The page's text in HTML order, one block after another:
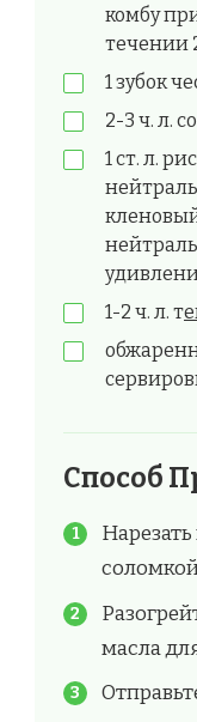
комбу
течении
1 зубок
2-3 ч. л.
1 ст. л.
1-2 ч. л. т
Способ
масла